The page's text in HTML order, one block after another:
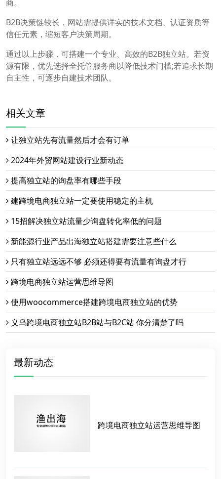
商。‌
B2B决策链较长，网站需提供详实的技术文档、认证资质等
信任元素，缩短客户决策周期。‌
通过以上步骤，可搭建一个专业、高效的B2B独立站。若资
源有限，优先选择全托管服务商以降低技术门槛;若追求长期
自主性，可逐步自建技术团队。
相关文章
让独立站先有流量然后才会有订单
2024年外贸网站建设行业新动态
提高独立站的询盘率有哪些手段
建跨境电商独立站一定要使用稳定的主机
15招解决独立站流量少询盘转化率低的问题
新能源行业产品出海独立站搭建需要注意些什么
只有独立站远远不够 必须还得要有流量有询盘才行
跨境电商独立站运营思维导图
使用woocommerce搭建跨境电商独立站的优势
义乌跨境电商独立站B2B站与B2C站 你分清楚了吗
最新动态
跨境电商独立站运营思维导图